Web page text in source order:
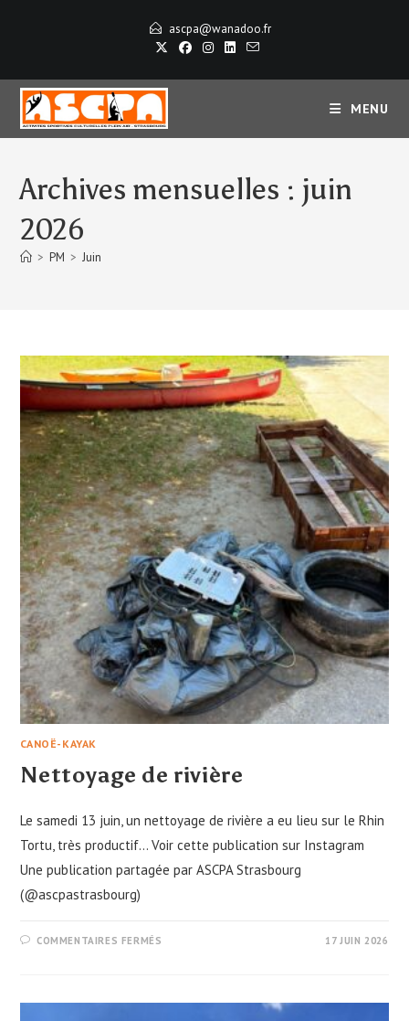
ascpa@wanadoo.fr
MENU
Archives mensuelles : juin
2026
> PM > Juin
CANOË-KAYAK
Nettoyage de rivière
Le samedi 13 juin, un nettoyage de rivière a eu lieu sur le Rhin
Tortu, très productif... Voir cette publication sur Instagram
Une publication partagée par ASCPA Strasbourg
(@ascpastrasbourg)
COMMENTAIRES FERMÉS 17 JUIN 2026